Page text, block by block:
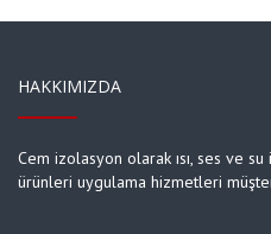
HAKKIMIZDA
Cem izolasyon olarak ısı, ses ve
ürünleri uygulama hizmetleri